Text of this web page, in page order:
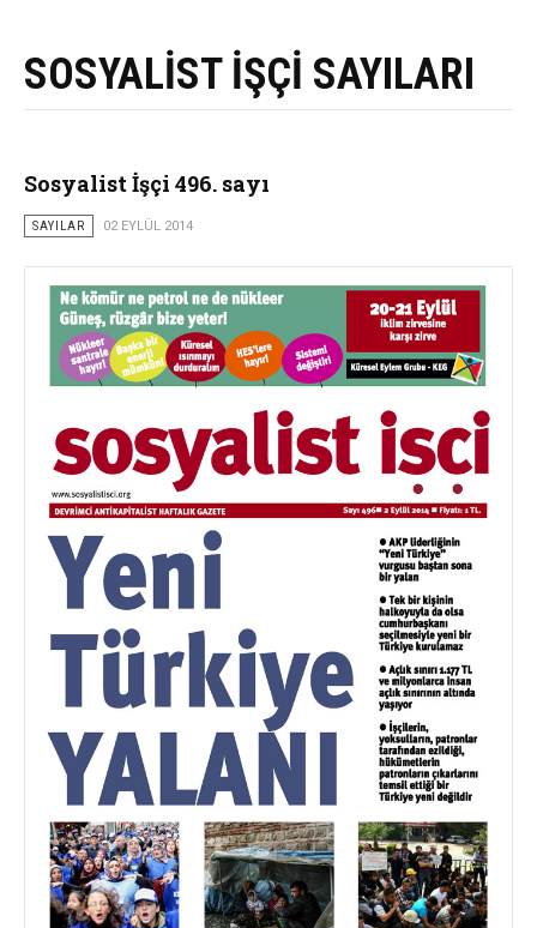
SOSYALİST İŞÇİ SAYILARI
Sosyalist İşçi 496. sayı
SAYILAR 02 EYLÜL 2014